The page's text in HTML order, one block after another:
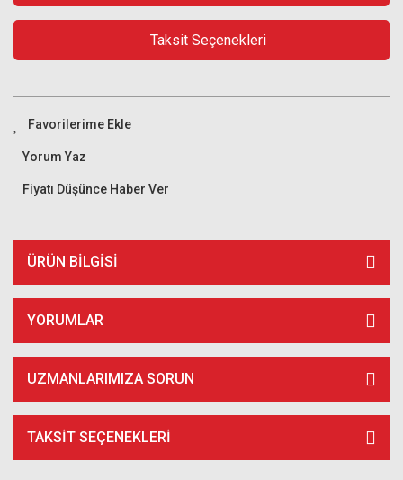
Taksit Seçenekleri
Yorum Yaz
Fiyatı Düşünce Haber Ver
ÜRÜN BILGISI
YORUMLAR
UZMANLARIMIZA SORUN
TAKSIT SEÇENEKLERI